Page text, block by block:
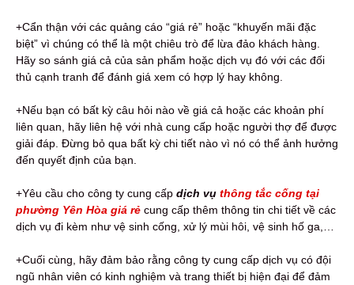
+Cẩn thận với các quảng cáo “giá rẻ” hoặc “khuyến mãi đặc
biệt” vì chúng có thể là một chiêu trò để lừa đảo khách hàng.
Hãy so sánh giá cả của sản phẩm hoặc dịch vụ đó với các đối
thủ cạnh tranh để đánh giá xem có hợp lý hay không.
+Nếu bạn có bất kỳ câu hỏi nào về giá cả hoặc các khoản phí
liên quan, hãy liên hệ với nhà cung cấp hoặc người thợ để được
giải đáp. Đừng bỏ qua bất kỳ chi tiết nào vì nó có thể ảnh hưởng
đến quyết định của bạn.
+Yêu cầu cho công ty cung cấp dịch vụ thông tắc cống tại
phường Yên Hòa giá rẻ cung cấp thêm thông tin chi tiết về các
dịch vụ đi kèm như vệ sinh cống, xử lý mùi hôi, vệ sinh hố ga,…
+Cuối cùng, hãy đảm bảo rằng công ty cung cấp dịch vụ có đội
ngũ nhân viên có kinh nghiệm và trang thiết bị hiện đại để đảm